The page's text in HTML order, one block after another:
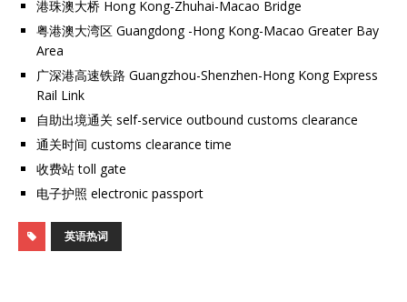
港珠澳大桥 Hong Kong-Zhuhai-Macao Bridge
粤港澳大湾区 Guangdong -Hong Kong-Macao Greater Bay
Area
广深港高速铁路 Guangzhou-Shenzhen-Hong Kong Express
Rail Link
自助出境通关 self-service outbound customs clearance
通关时间 customs clearance time
收费站 toll gate
电子护照 electronic passport
英语热词